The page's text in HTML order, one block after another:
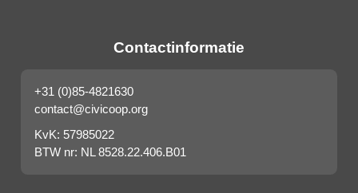
Contactinformatie
+31 (0)85-4821630
contact@civicoop.org
KvK: 57985022
BTW nr: NL 8528.22.406.B01